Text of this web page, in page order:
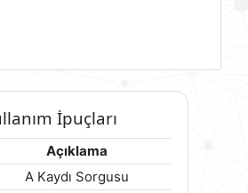
İpuçları
Açıklama
A Kaydı Sorgusu